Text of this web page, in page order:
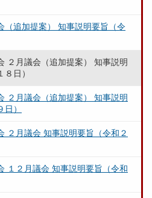
（追加提案） 知事説明要旨（令
２月議会（追加提案） 知事説明
日）
２月議会（追加提案） 知事説明
）
２月議会 知事説明要旨（令和２
１２月議会 知事説明要旨（令和